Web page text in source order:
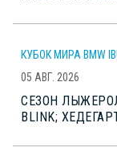
КУБОК МИРА BMW
05 АВГ. 2026
СЕЗОН
BLINK;